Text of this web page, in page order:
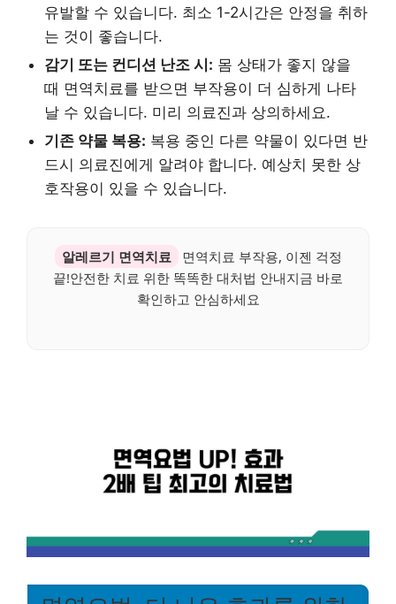
유발할 수 있습니다. 최소 1-2시간은 안정을 취하
는 것이 좋습니다.
감기 또는 컨디션 난조 시: 몸 상태가 좋지 않을
때 면역치료를 받으면 부작용이 더 심하게 나타
날 수 있습니다. 미리 의료진과 상의하세요.
기존 약물 복용: 복용 중인 다른 약물이 있다면 반
드시 의료진에게 알려야 합니다. 예상치 못한 상
호작용이 있을 수 있습니다.
알레르기 면역치료
면역치료 부작용, 이젠 걱정
끝!안전한 치료 위한 똑똑한 대처법 안내지금 바로
확인하고 안심하세요